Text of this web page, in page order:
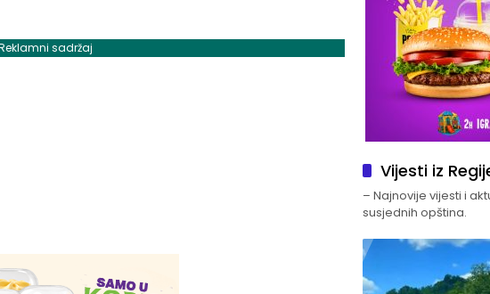
sadržaj
Vijesti iz
– Najnovije vijesti i
susjednih opština.